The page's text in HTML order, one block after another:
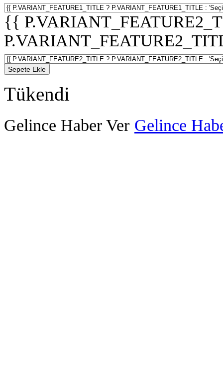
{{
Sepete Ekle
Tükendi
Gelince Haber Ver Gelince